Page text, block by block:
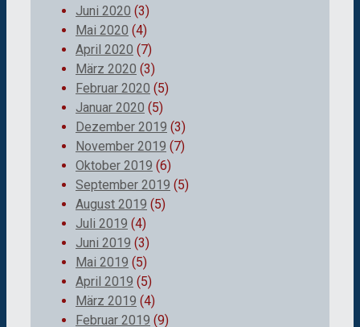
Juni 2020 (3)
Mai 2020 (4)
April 2020 (7)
März 2020 (3)
Februar 2020 (5)
Januar 2020 (5)
Dezember 2019 (3)
November 2019 (7)
Oktober 2019 (6)
September 2019 (5)
August 2019 (5)
Juli 2019 (4)
Juni 2019 (3)
Mai 2019 (5)
April 2019 (5)
März 2019 (4)
Februar 2019 (9)